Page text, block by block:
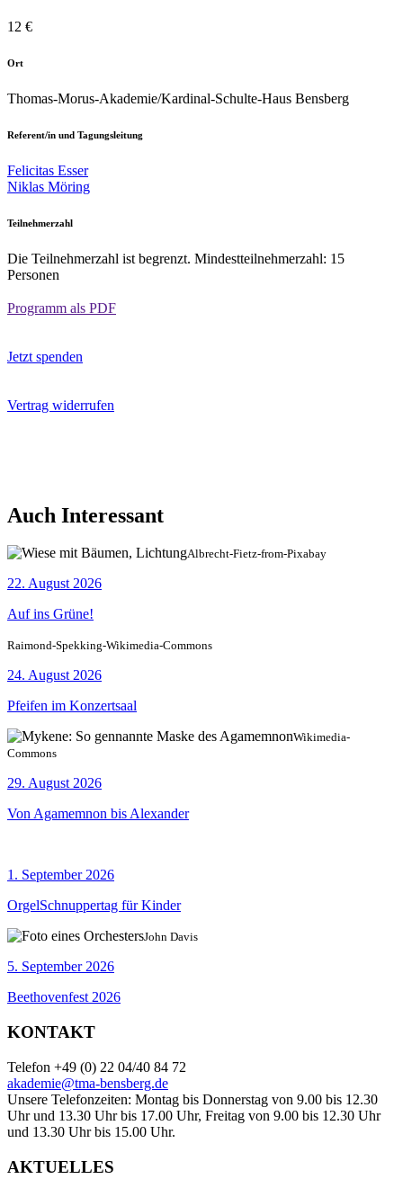
12 €
Ort
Thomas-Morus-Akademie/Kardinal-Schulte-Haus Bensberg
Referent/in und Tagungsleitung
Felicitas Esser
Niklas Möring
Teilnehmerzahl
Die Teilnehmerzahl ist begrenzt. Mindestteilnehmerzahl: 15
Personen
Programm als PDF
Jetzt spenden
Vertrag widerrufen
Auch Interessant
Albrecht-Fietz-from-Pixabay
22. August 2026
Auf ins Grüne!
Raimond-Spekking-Wikimedia-Commons
24. August 2026
Pfeifen im Konzertsaal
Wikimedia-
Commons
29. August 2026
Von Agamemnon bis Alexander
1. September 2026
OrgelSchnuppertag für Kinder
John Davis
5. September 2026
Beethovenfest 2026
KONTAKT
Telefon +49 (0) 22 04/40 84 72
akademie@tma-bensberg.de
Unsere Telefonzeiten: Montag bis Donnerstag von 9.00 bis 12.30
Uhr und 13.30 Uhr bis 17.00 Uhr, Freitag von 9.00 bis 12.30 Uhr
und 13.30 Uhr bis 15.00 Uhr.
AKTUELLES